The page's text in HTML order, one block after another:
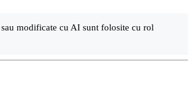
modificate cu AI sunt folosite cu rol